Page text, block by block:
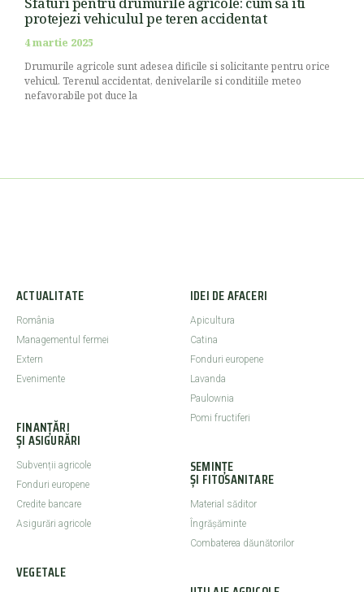
protejezi vehiculul pe teren accidentat
4 martie 2025
Drumurile agricole sunt adesea dificile si solicitante pentru orice
vehicul. Terenul accidentat, denivelarile si conditiile meteo
nefavorabile pot duce la
ACTUALITATE
România
Managementul fermei
Extern
Evenimente
FINANȚĂRI
ȘI ASIGURĂRI
Subvenții agricole
Fonduri europene
Credite bancare
Asigurări agricole
VEGETALE
IDEI DE AFACERI
Apicultura
Catina
Fonduri europene
Lavanda
Paulownia
Pomi fructiferi
SEMINȚE
ȘI FITOSANITARE
Material săditor
Îngrășăminte
Combaterea dăunătorilor